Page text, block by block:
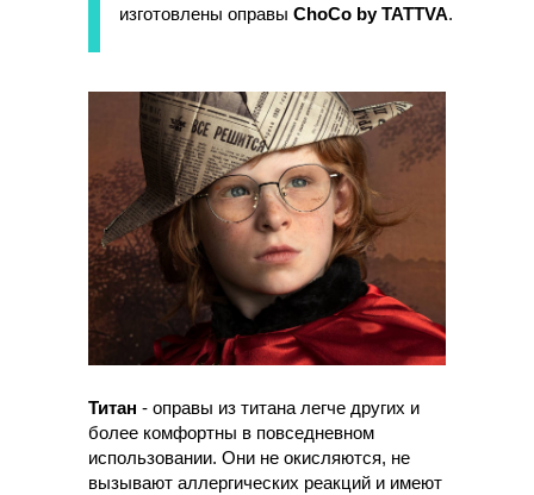
изготовлены оправы ChoCo by TATTVA.
Титан - оправы из титана легче других и
более комфортны в повседневном
использовании. Они не окисляются, не
вызывают аллергических реакций и имеют